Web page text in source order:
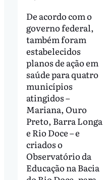
De acordo com o
governo federal,
também foram
estabelecidos
planos de ação em
saúde para quatro
municípios
atingidos –
Mariana, Ouro
Preto, Barra Longa
e Rio Doce – e
criados o
Observatório da
Educação na Bacia